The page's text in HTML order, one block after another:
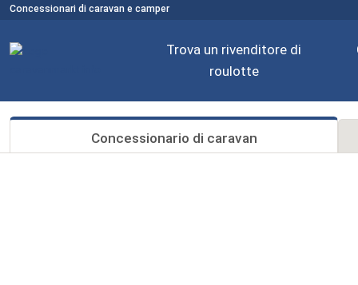
Concessionari di caravan e camper
Trova un rivenditore di
roulotte
Concessionario di caravan